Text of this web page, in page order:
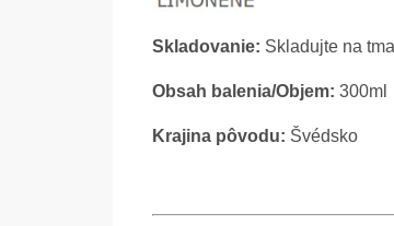
Skladovanie: Skladujte na
Obsah balenia/Objem: 300ml
Krajina pôvodu: Švédsko